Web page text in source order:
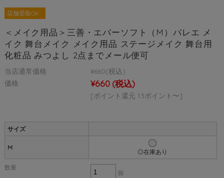
店舗受取OK
＜メイク用品＞三善・エバーソフト（M）バレエ メ
イク 舞台メイク メイク用品 ステージメイク 舞台用
化粧品 みつよし 2点までメール便可
当店通常価格: ¥660(税込)
価格:
¥660 (税込)
[ポイント還元 13ポイント〜]
サイズ
M
◎在庫あり
数量:
個